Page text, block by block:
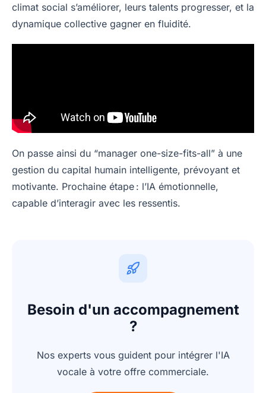
climat social s’améliorer, leurs talents progresser, et la
dynamique collective gagner en fluidité.
On passe ainsi du “manager one-size-fits-all” à une
gestion du capital humain intelligente, prévoyant et
motivante. Prochaine étape : l’IA émotionnelle,
capable d’interagir avec les ressentis.
Besoin d'un accompagnement
?
Nos experts vous guident pour intégrer l'IA
vocale à votre offre commerciale.